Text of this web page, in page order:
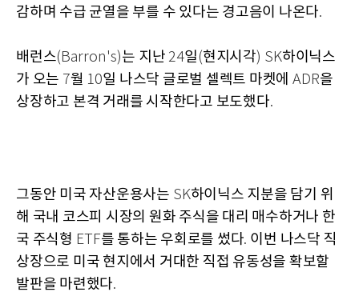
감하며 수급 균열을 부를 수 있다는 경고음이 나온다.
배런스(Barron's)는 지난 24일 (현지시각) SK하이닉스
가 오는 7월 10일 나스닥 글로벌 셀렉트 마켓에 ADR을
상장하고 본격 거래를 시작한다고 보도했다.
그동안 미국 자산운용사는 SK하이닉스 지분을 담기 위
해 국내 코스피 시장의 원화 주식을 대리 매수하거나 한
국 주식형 ETF를 통하는 우회로를 썼다. 이번 나스닥 직
상장으로 미국 현지에서 거대한 직접 유동성을 확보할
발판을 마련했다.